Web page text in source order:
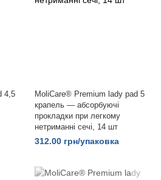
4,5
MoliCare® Premium lady pad 5
крапель — абсорбуючі
прокладки при легкому
нетриманні сечі, 14 шт
312.00 грн/упаковка